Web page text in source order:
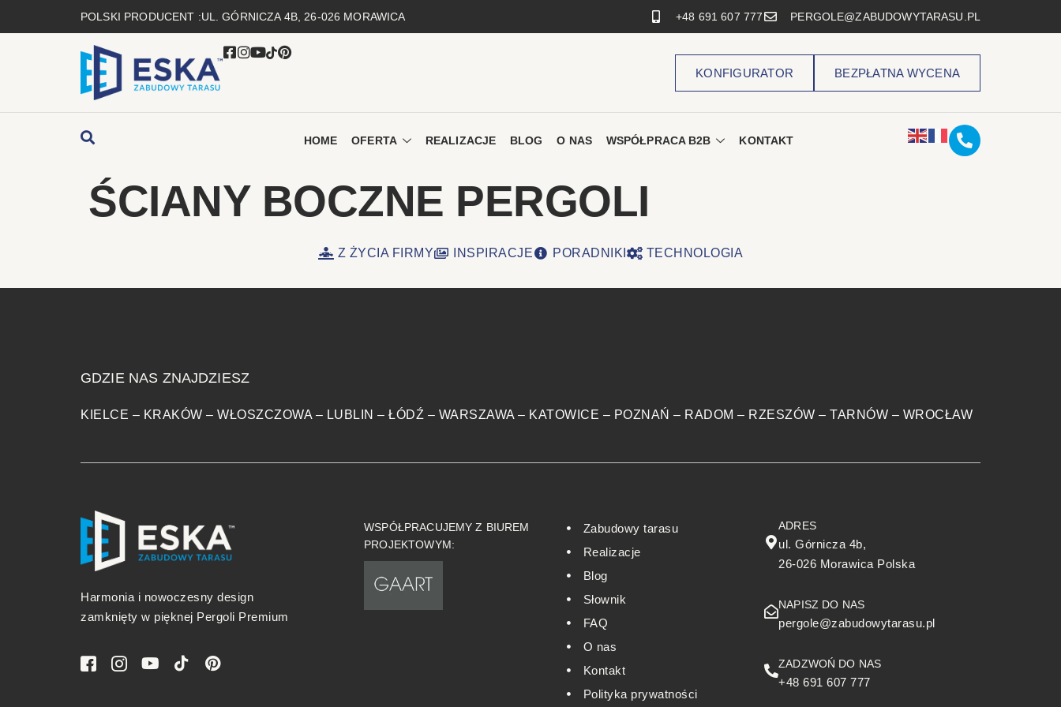
POLSKI PRODUCENT :UL. GÓRNICZA 4B, 26-026 MORAWICA +48 691 607 777 PERGOLE@ZABUDOWYTARASU.PL
KONFIGURATOR BEZPŁATNA WYCENA
HOME OFERTA REALIZACJE BLOG O NAS WSPÓŁPRACA B2B KONTAKT
ŚCIANY BOCZNE PERGOLI
Z ŻYCIA FIRMY INSPIRACJE PORADNIKI TECHNOLOGIA
GDZIE NAS ZNAJDZIESZ
KIELCE – KRAKÓW – WŁOSZCZOWA – LUBLIN – ŁÓDŹ – WARSZAWA – KATOWICE – POZNAŃ – RADOM – RZESZÓW – TARNÓW – WROCŁAW
Harmonia i nowoczesny design
zamknięty w pięknej Pergoli Premium
WSPÓŁPRACUJEMY Z BIUREM
PROJEKTOWYM:
Zabudowy tarasu
Realizacje
Blog
Słownik
FAQ
O nas
Kontakt
Polityka prywatności
ADRES
ul. Górnicza 4b,
26-026 Morawica Polska
NAPISZ DO NAS
pergole@zabudowytarasu.pl
ZADZWOŃ DO NAS
+48 691 607 777